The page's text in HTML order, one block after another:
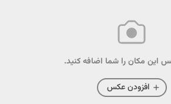
این مکان را شما اضافه کنید.
افزودن عکس